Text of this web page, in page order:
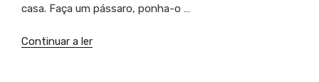
casa. Faça um pássaro, ponha-o …
Continuar a ler“Mil